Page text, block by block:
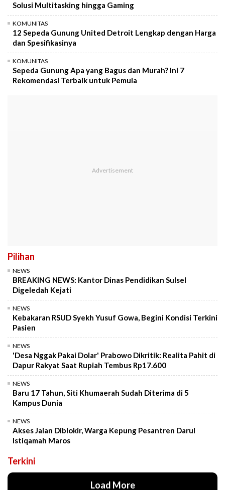
Solusi Multitasking hingga Gaming
KOMUNITAS
12 Sepeda Gunung United Detroit Lengkap dengan Harga
dan Spesifikasinya
KOMUNITAS
Sepeda Gunung Apa yang Bagus dan Murah? Ini 7
Rekomendasi Terbaik untuk Pemula
Pilihan
NEWS
BREAKING NEWS: Kantor Dinas Pendidikan Sulsel
Digeledah Kejati
NEWS
Kebakaran RSUD Syekh Yusuf Gowa, Begini Kondisi Terkini
Pasien
NEWS
'Desa Nggak Pakai Dolar' Prabowo Dikritik: Realita Pahit di
Dapur Rakyat Saat Rupiah Tembus Rp17.600
NEWS
Baru 17 Tahun, Siti Khumaerah Sudah Diterima di 5
Kampus Dunia
NEWS
Akses Jalan Diblokir, Warga Kepung Pesantren Darul
Istiqamah Maros
Terkini
Load More